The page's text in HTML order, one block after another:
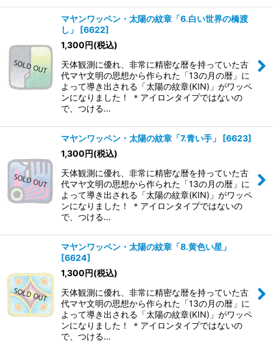
マヤンワッペン・太陽の紋章「6.白い世界の橋渡
し」
[6622]
1,300円(税込)
天体観測に優れ、非常に精密な暦を持っていた古
代マヤ文明の思想から作られた「13の月の暦」に
よって導き出される「太陽の紋章(KIN)」がワッペ
ンになりました！ ＊アイロンタイプではないの
で、つける…
マヤンワッペン・太陽の紋章「7.青い手」 [6623]
1,300円(税込)
天体観測に優れ、非常に精密な暦を持っていた古
代マヤ文明の思想から作られた「13の月の暦」に
よって導き出される「太陽の紋章(KIN)」がワッペ
ンになりました！ ＊アイロンタイプではないの
で、つける…
マヤンワッペン・太陽の紋章「8.黄色い星」
[6624]
1,300円(税込)
天体観測に優れ、非常に精密な暦を持っていた古
代マヤ文明の思想から作られた「13の月の暦」に
よって導き出される「太陽の紋章(KIN)」がワッペ
ンになりました！ ＊アイロンタイプではないの
で、つける…